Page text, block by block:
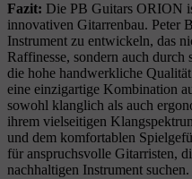
Fazit: Die PB Guitars ORION
innovativen Gitarrenbau. Peter
Instrument zu entwickeln, das
Raffinesse, sondern auch
die hohe handwerkliche
eine einzigartige Kombination
sowohl klanglich als auch
ihrem vielseitigen
und dem komfortablen
für anspruchsvolle Gitarristen,
nachhaltigen Instrument suchen.